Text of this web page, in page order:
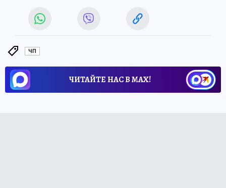
ЧП
ЧИТАЙТЕ НАС В МАХ!